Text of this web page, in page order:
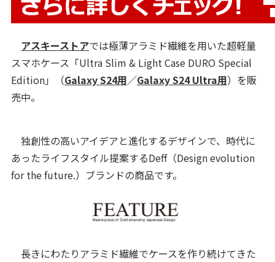
アスキーストアでは極薄アラミド繊維を用いた超軽量
スマホケース「Ultra Slim & Light Case DURO Special
Edition」（Galaxy S24用／Galaxy S24 Ultra用） を販
売中。
独創性の高いアイデアと進化するデザインで、時代に
あったライフスタイル提案するDeff（Design evolution
for the future.）ブランドの商品です。
長きにわたりアラミド繊維でケースを作り続けてきた